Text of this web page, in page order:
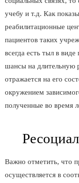
учебу и т.д. Как
реабилитационные
пациентов таких
всегда есть тыл в
шансы на длительную
отражается на его
окружением
полученные во время
Важно отметить, что
осуществляется в